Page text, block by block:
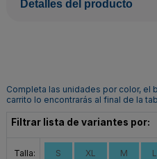
Detalles del producto
Completa las unidades por color, el
carrito lo encontrarás al final de la
Filtrar lista de variantes por:
Talla: S XL M L